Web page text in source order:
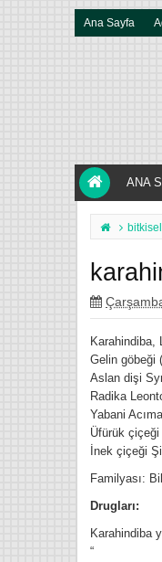
Ana Sayfa
ANA
Karahindiba,
Gelin göbeği
Aslan dişi
Radika
Yabani
Üfürük çiçeği
İnek çiçeği
Familyası:
Drugları:
Karahindiba
“ kök